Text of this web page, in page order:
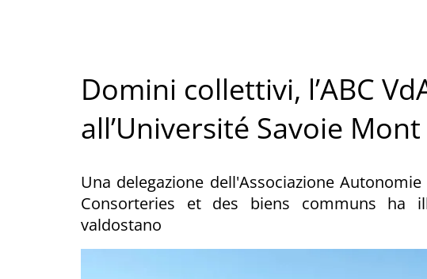
Domini collettivi, l’ABC
all’Université Savoie
Una delegazione dell'Associazione
Consorteries et des biens communs ha
valdostano